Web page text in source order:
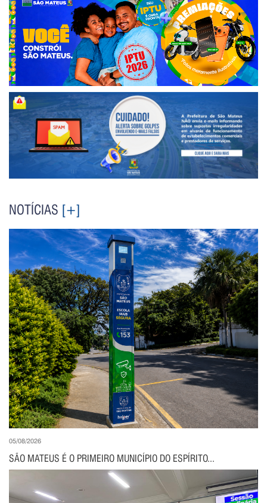
NOTÍCIAS [+]
05/08/2026
SÃO MATEUS É O PRIMEIRO MUNICÍPIO DO ESPÍRITO...